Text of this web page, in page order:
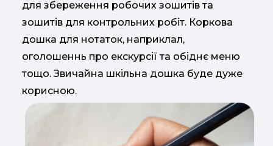
для збереження робочих зошитів та
зошитів для контрольних робіт. Коркова
дошка для нотаток, наприклал,
оголошеннь про екскурсії та обіднє меню
тощо. Звичайна шкільна дошка буде дуже
корисною.